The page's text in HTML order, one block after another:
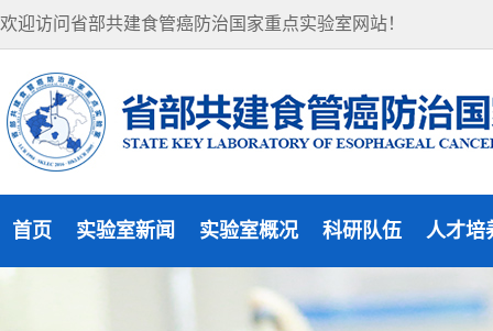
欢迎访问省部共建食管癌防治国家重点实验室网站！
首页 实验室新闻 实验室概况
实验室概况
科研队伍
研究方向
人才培
研究生